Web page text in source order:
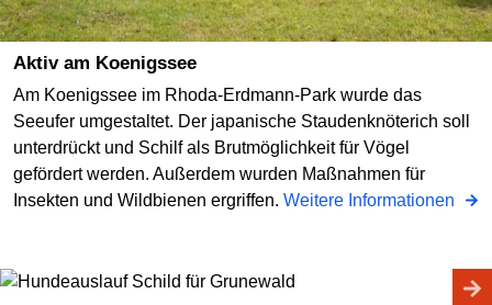
Aktiv am Koenigssee
Am Koenigssee im Rhoda-Erdmann-Park wurde das
Seeufer umgestaltet. Der japanische Staudenknöterich soll
unterdrückt und Schilf als Brutmöglichkeit für Vögel
gefördert werden. Außerdem wurden Maßnahmen für
Insekten und Wildbienen ergriffen. Weitere Informationen